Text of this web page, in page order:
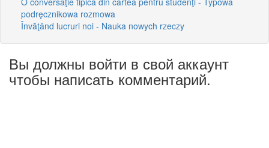
podręcznikowa rozmowa
Învăţând lucruri noi - Nauka nowych rzeczy
Вы должны войти в свой аккаунт
чтобы написать комментарий.